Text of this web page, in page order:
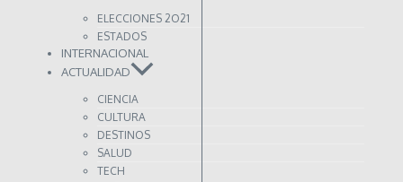
ELECCIONES 2O21
ESTADOS
INTERNACIONAL
ACTUALIDAD
CIENCIA
CULTURA
DESTINOS
SALUD
TECH